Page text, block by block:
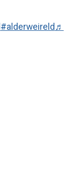
#alderweireld ♬